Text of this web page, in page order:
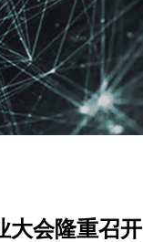
大会隆重召开